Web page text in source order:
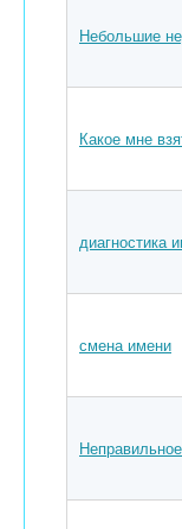
Небольшие
Какое мне
диагностика
смена имени